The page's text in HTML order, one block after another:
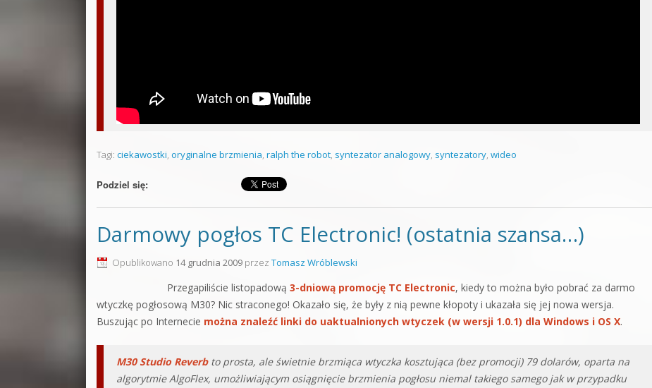
Tagi: ciekawostki, oryginalne brzmienia, ralph the robot, syntezator analogowy, syntezatory, wideo
Podziel się:
Darmowy pogłos TC Electronic! (ostatnia szansa…)
Opublikowano 14 grudnia 2009 przez Tomasz Wróblewski
Przegapiliście listopadową 3-dniową promocję TC Electronic, kiedy to można było pobrać za darmo
wtyczkę pogłosową M30? Nic straconego! Okazało się, że były z nią pewne kłopoty i ukazała się jej nowa wersja.
Buszując po Internecie można znaleźć linki do uaktualnionych wtyczek (w wersji 1.0.1) dla Windows i OS X.
M30 Studio Reverbto prosta, ale świetnie brzmiąca wtyczka kosztująca (bez promocji) 79 dolarów, oparta na
algorytmie AlgoFlex, umożliwiającym osiągnięcie brzmienia pogłosu niemal takiego samego jak w przypadku